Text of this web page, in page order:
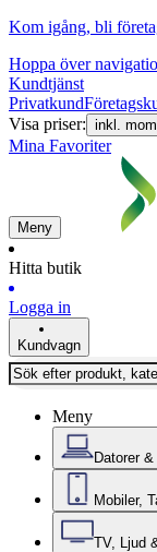
Kom igång, bli
Hoppa över
Kundtjänst
Privatkund
Visa priser: inkl.
Mina Favoriter
Meny
Hitta butik
Logga in
Kundvagn
Meny
Datorer
Mobiler,
TV, Ljud